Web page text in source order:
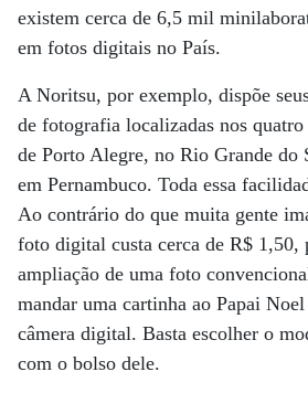
existem cerca de 6,5 mil
em fotos digitais no País.
A Noritsu, por exemplo, dispõe
de fotografia localizadas nos
de Porto Alegre, no Rio Grande do
em Pernambuco. Toda essa
Ao contrário do que muita gente
foto digital custa cerca de R$ 1,50,
ampliação de uma foto
mandar uma cartinha ao Papai
câmera digital. Basta escolher o
com o bolso dele.